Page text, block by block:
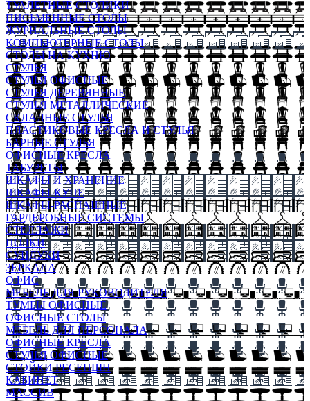
ТУАЛЕТНЫЕ СТОЛИКИ
ПИСЬМЕННЫЕ СТОЛЫ
ЖУРНАЛЬНЫЕ СТОЛЫ
КОМПЬЮТЕРНЫЕ СТОЛЫ
СТОЛЫ НА КУХНЮ
СТУЛЬЯ
СТУЛЬЯ ОФИСНЫЕ
СТУЛЬЯ ДЕРЕВЯННЫЕ
СТУЛЬЯ МЕТАЛЛИЧЕСКИЕ
СКЛАДНЫЕ СТУЛЬЯ
ПЛАСТИКОВЫЕ КРЕСЛА И СТУЛЬЯ
БАРНЫЕ СТУЛЬЯ
ОФИСНЫЕ КРЕСЛА
ТАБУРЕТЫ
ШКАФЫ И ХРАНЕНИЕ
ШКАФЫ-КУПЕ
ШКАФЫ-РАСПАШНЫЕ
ГАРДЕРОБНЫЕ СИСТЕМЫ
СТЕЛЛАЖИ
ПОЛКИ
СУНДУКИ
ЗЕРКАЛА
ОФИС
МЕБЕЛЬ ДЛЯ РУКОВОДИТЕЛЯ
ТУМБЫ ОФИСНЫЕ
ОФИСНЫЕ СТОЛЫ
МЕБЕЛЬ ДЛЯ ПЕРСОНАЛА
ОФИСНЫЕ КРЕСЛА
СТУЛЬЯ ОФИСНЫЕ
СТОЙКИ РЕСЕПШН
КАБИНЕТ
МАССИВ